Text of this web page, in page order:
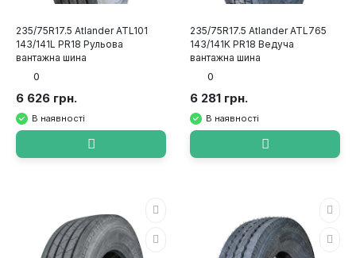
235/75R17.5 Atlander ATL101
143/141L PR18 Рульова
вантажна шина
0
6 626 грн.
В наявності
235/75R17.5 Atlander ATL765
143/141K PR18 Ведуча
вантажна шина
0
6 281 грн.
В наявності